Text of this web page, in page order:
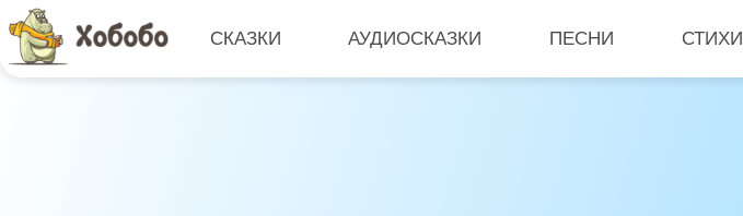
СКАЗКИ АУДИОСКАЗКИ ПЕСНИ СТИХИ